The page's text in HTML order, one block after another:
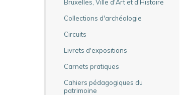
Bruxelles, Ville d'Art et d'Histoire
Collections d'archéologie
Circuits
Livrets d'expositions
Carnets pratiques
Cahiers pédagogiques du
patrimoine